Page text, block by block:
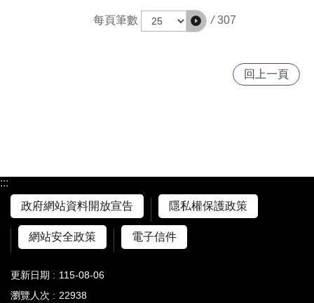
每頁筆數 / 307
回上一頁
:::
政府網站資料開放宣告
隱私權保護政策
網站安全政策 電子信件
更新日期
115-08-06
瀏覽人次
22938